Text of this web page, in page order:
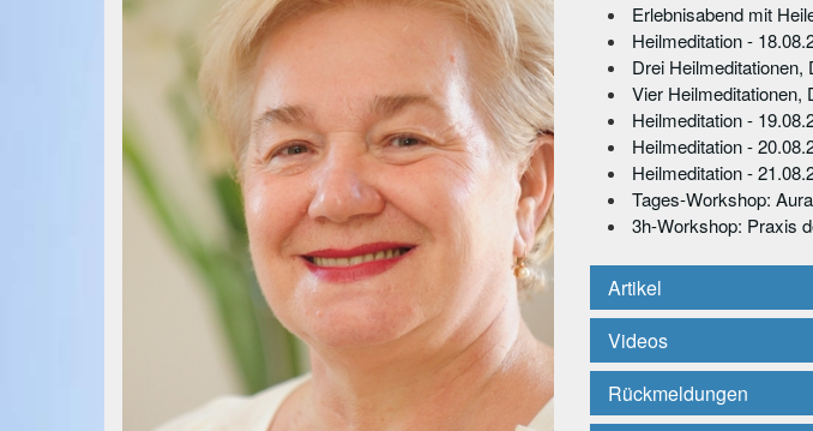
Erlebnisabend mit
Heilmeditation -
Drei Heilmeditationen,
Vier Heilmeditationen,
Heilmeditation -
Heilmeditation -
Heilmeditation -
Tages-Workshop:
3h-Workshop: Praxis
Artikel
Videos
Rückmeldungen